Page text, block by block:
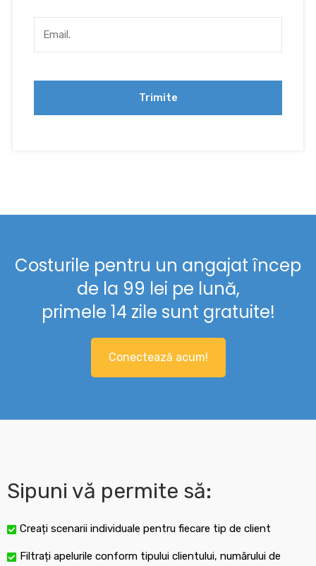
Costurile pentru un angajat încep
de la 99 lei pe lună,
primele 14 zile sunt gratuite!
Conectează acum!
Sipuni vă permite să:
Creați scenarii individuale pentru fiecare tip de client
Filtrați apelurile conform tipului clientului, numărului de